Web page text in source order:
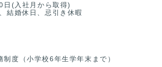
日(入社月から取得)
結婚休日、忌引き休暇
制度（小学校6年生学年末まで）